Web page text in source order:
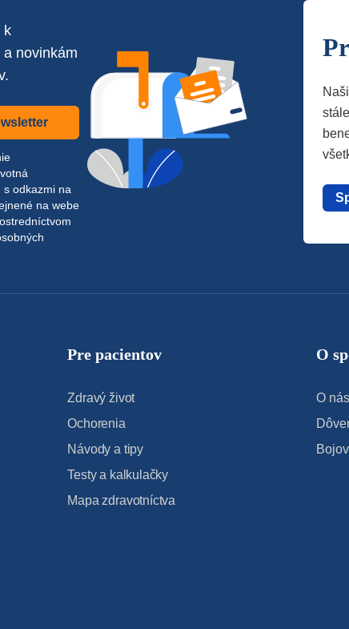
k
novinkám
s odkazmi na
na webe
Pre pacientov
Zdravý život
Ochorenia
Návody a tipy
Testy a kalkulačky
Mapa zdravotníctva
O
O nás